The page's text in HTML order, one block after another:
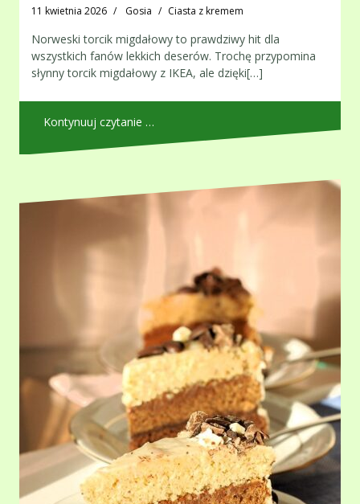
11 kwietnia 2026 Gosia Ciasta z kremem
Norweski torcik migdałowy to prawdziwy hit dla
wszystkich fanów lekkich deserów. Trochę przypomina
słynny torcik migdałowy z IKEA, ale dzięki[…]
Kontynuuj czytanie …